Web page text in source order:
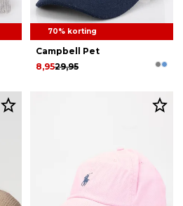
70% korting
Campbell Pet
29,95
8,95